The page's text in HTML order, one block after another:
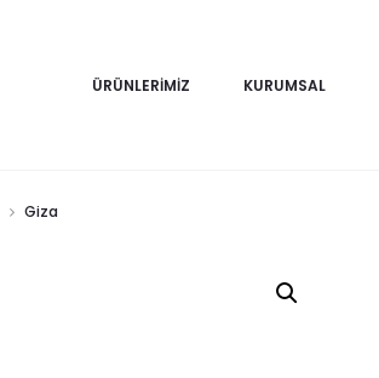
ÜRÜNLERIMIZ KURUMSAL
Giza